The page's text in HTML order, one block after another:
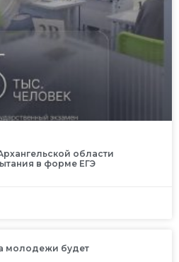
области
в форме ЕГЭ
молодежи будет